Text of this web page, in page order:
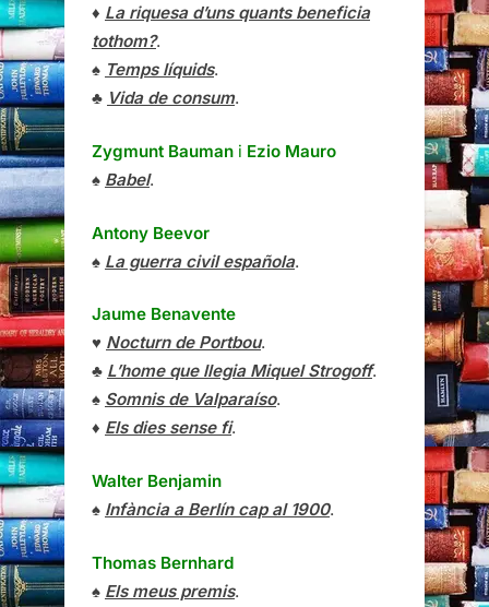
♦ La riquesa d’uns quants beneficia
tothom?.
♠ Temps líquids.
♣ Vida de consum.
Zygmunt Bauman i Ezio Mauro
♠ Babel.
Antony Beevor
♠ La guerra civil española.
Jaume Benavente
♥ Nocturn de Portbou.
♣ L’home que llegia Miquel Strogoff.
♠ Somnis de Valparaíso.
♦ Els dies sense fi.
Walter Benjamin
♠ Infància a Berlín cap al 1900.
Thomas Bernhard
♠ Els meus premis.